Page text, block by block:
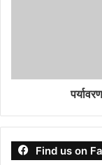
Find us on